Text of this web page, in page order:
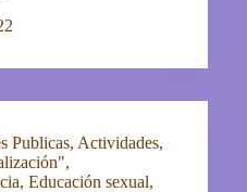
Publicas, Actividades,
,
, Educación sexual,